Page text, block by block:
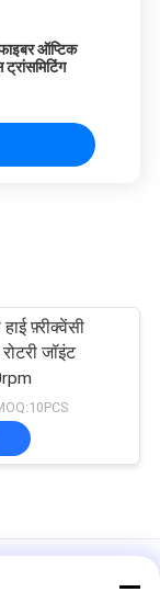
ऑप्टिक
ट्रांसमिटिंग
फ़्रीक्वेंसी
जॉइंट